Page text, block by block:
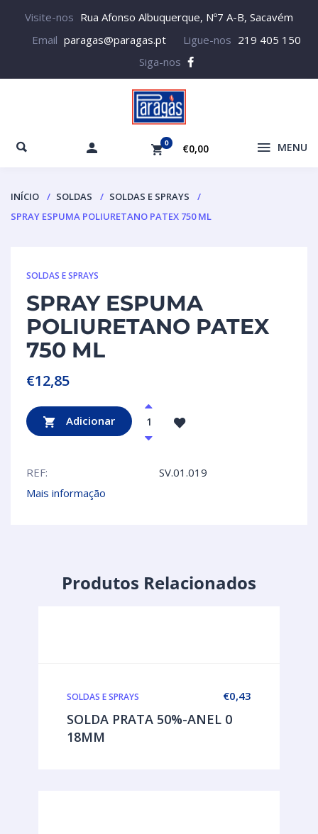
Visite-nos Rua Afonso Albuquerque, Nº7 A-B, Sacavém
Email paragas@paragas.pt Ligue-nos 219 405 150
Siga-nos
0 €0,00 MENU
INÍCIO SOLDAS
SOLDAS E SPRAYS
SPRAY ESPUMA POLIURETANO PATEX 750 ML
SOLDAS E SPRAYS
SPRAY ESPUMA
POLIURETANO PATEX
750 ML
€12,85
Adicionar
REF:
SV.01.019
Mais informação
Produtos Relacionados
€0,43
SOLDAS E SPRAYS
SOLDA PRATA 50%-ANEL 0
18MM